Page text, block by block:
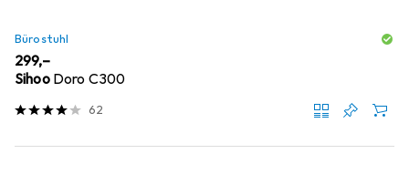
Bürostuhl
EUR
299,–
Sihoo Doro C300
62